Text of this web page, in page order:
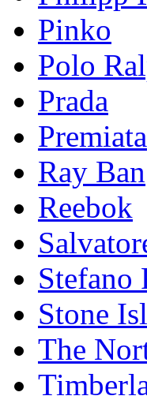
Pinkо
Polo
Prada
Premiata
Ray Ban
Reebok
Stefano
Stоnе
The